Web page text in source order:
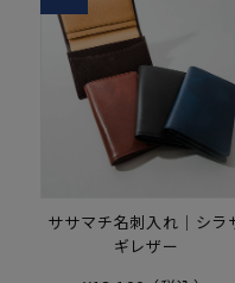
ササマチ名刺入れ｜シラ
ギレザー